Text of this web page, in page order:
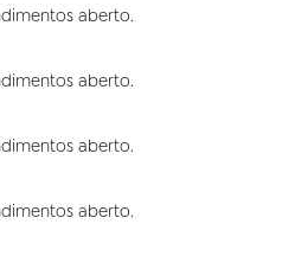
aberto.
aberto.
aberto.
aberto.